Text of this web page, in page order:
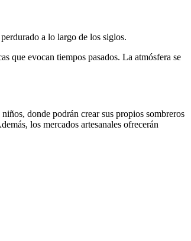
a lo largo de los siglos.
que evocan tiempos pasados. La atmósfera se
donde podrán crear sus propios sombreros
los mercados artesanales ofrecerán